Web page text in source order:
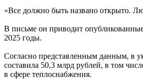
«Все должно быть названо открыто.
В письме он приводит
2025 годы.
Согласно представленным данным, в
составила 50,3 млрд рублей, в том
в сфере теплоснабжения.